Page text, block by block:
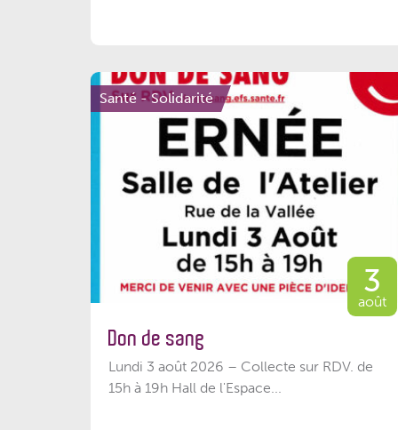
Santé - Solidarité
3
août
Don de sang
Lundi 3 août 2026 – Collecte sur RDV. de
15h à 19h Hall de l'Espace...